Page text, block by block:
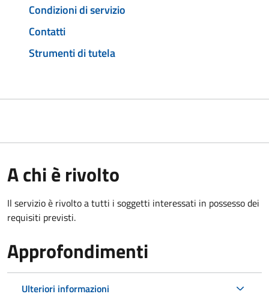
Condizioni di servizio
Contatti
Strumenti di tutela
A chi è rivolto
Il servizio è rivolto a tutti i soggetti interessati in possesso dei
requisiti previsti.
Approfondimenti
Ulteriori informazioni